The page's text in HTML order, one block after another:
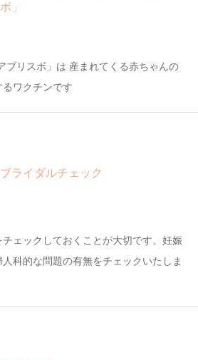
ボ」
ブリスボ」は 産まれてくる赤ちゃんの
ワクチンです
ブライダルチェック
ェックしておくことが大切です。妊娠
科的な問題の有無をチェックいたしま